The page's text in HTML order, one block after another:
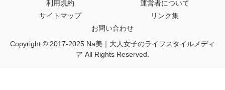
利用規約
運営者について
サイトマップ
リンク集
お問い合わせ
Copyright © 2017-2025 Na美｜大人女子のライフスタイルメディ
ア All Rights Reserved.